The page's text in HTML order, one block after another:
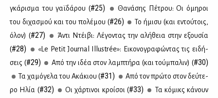
γκά­ρι­σμα του γαϊ­δά­ρου (#25)
Θα­νά­σης Πέ­τρου: Οι όμη­ροι
του δι­χα­σμού και του πο­λέ­μου (#26)
Το ήμι­συ (και εντού­τοις,
όλον) (#27)
Άντι Ντέι­βι: Λέ­γο­ντας την αλή­θεια στην εξου­σία
(#28)
«Le Petit Journal Illustrée»: Ει­κο­νο­γρα­φώ­ντας τις ει­δή­
σεις (#29) Από την ιδέα στον λαμ­πτή­ρα (και τού­μπα­λιν) (#30)
Τα χα­μό­γε­λα του Ακά­κιου (#31)
Από τον πρώ­το στον δεύ­τε­
ρο Ηλία (#32) Οι χάρ­τι­νοι κροί­σοι (#33)
Τα κό­μικς κά­νουν